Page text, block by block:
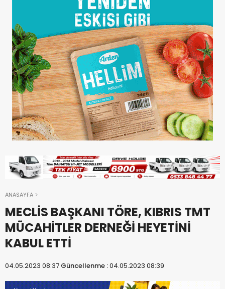
ANASAYFA
MECLİS BAŞKANI TÖRE, KIBRIS TMT
MÜCAHİTLER DERNEĞİ HEYETİNİ
KABUL ETTİ
04.05.2023 08:37 Güncellenme :04.05.2023 08:39